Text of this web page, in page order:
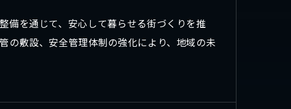
備を通じて、安心して暮らせる街づくりを推
の敷設、安全管理体制の強化により、地域の未